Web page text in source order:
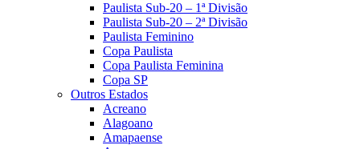
Paulista Sub-20 – 1ª Divisão
Paulista Sub-20 – 2ª Divisão
Paulista Feminino
Copa Paulista
Copa Paulista Feminina
Copa SP
Outros Estados
Acreano
Alagoano
Amapaense